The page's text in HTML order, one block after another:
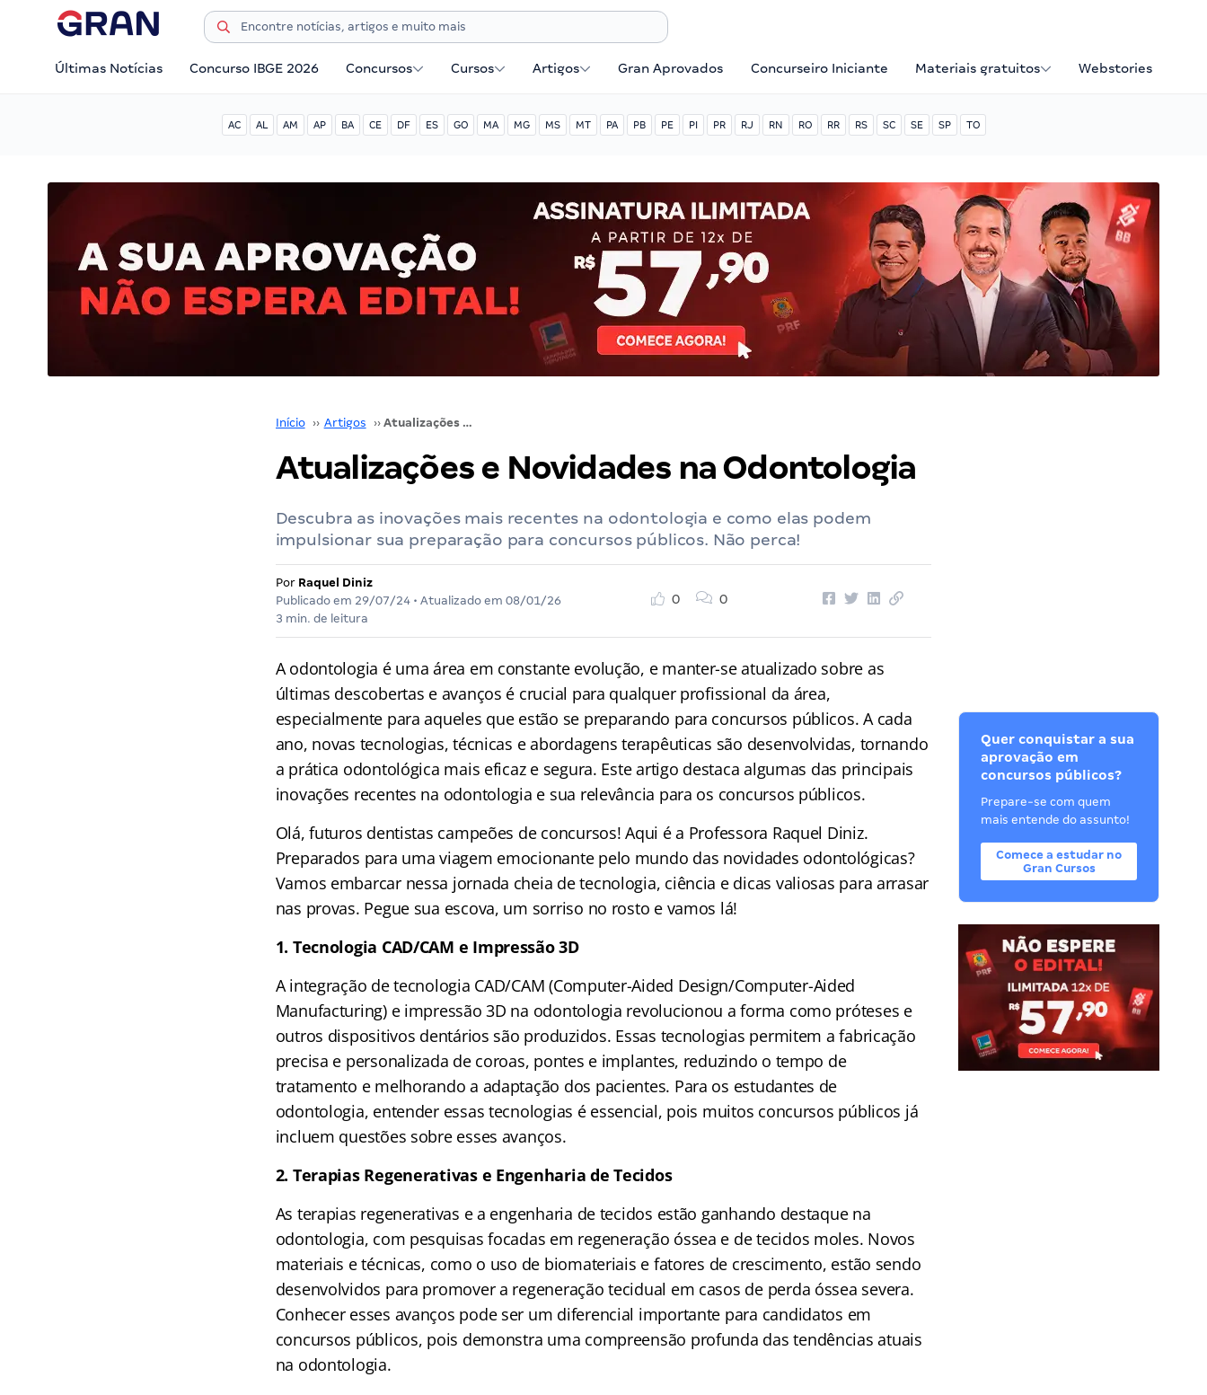
Últimas Notícias Concurso IBGE 2026 Concursos Cursos Artigos Gran Aprovados Concurseiro Iniciante Materiais gratuitos Webstories
AC AL AM AP BA CE DF ES GO MA MG MS MT PA PB PE PI PR RJ RN RO RR RS SC SE SP TO
Início ›› Artigos ›› Atualizações e Novidades na Odontologia
Atualizações e Novidades na Odontologia
Descubra as inovações mais recentes na odontologia e como elas podem
impulsionar sua preparação para concursos públicos. Não perca!
Por Raquel Diniz
Publicado em 29/07/24• Atualizado em 08/01/26
3 min. de leitura
0 0
A odontologia é uma área em constante evolução, e manter-se atualizado sobre as
últimas descobertas e avanços é crucial para qualquer profissional da área,
especialmente para aqueles que estão se preparando para concursos públicos. A cada
ano, novas tecnologias, técnicas e abordagens terapêuticas são desenvolvidas, tornando
a prática odontológica mais eficaz e segura. Este artigo destaca algumas das principais
inovações recentes na odontologia e sua relevância para os concursos públicos.
Olá, futuros dentistas campeões de concursos! Aqui é a Professora Raquel Diniz.
Preparados para uma viagem emocionante pelo mundo das novidades odontológicas?
Vamos embarcar nessa jornada cheia de tecnologia, ciência e dicas valiosas para arrasar
nas provas. Pegue sua escova, um sorriso no rosto e vamos lá!
1. Tecnologia CAD/CAM e Impressão 3D
A integração de tecnologia CAD/CAM (Computer-Aided Design/Computer-Aided
Manufacturing) e impressão 3D na odontologia revolucionou a forma como próteses e
outros dispositivos dentários são produzidos. Essas tecnologias permitem a fabricação
precisa e personalizada de coroas, pontes e implantes, reduzindo o tempo de
tratamento e melhorando a adaptação dos pacientes. Para os estudantes de
odontologia, entender essas tecnologias é essencial, pois muitos concursos públicos já
incluem questões sobre esses avanços.
2. Terapias Regenerativas e Engenharia de Tecidos
As terapias regenerativas e a engenharia de tecidos estão ganhando destaque na
odontologia, com pesquisas focadas em regeneração óssea e de tecidos moles. Novos
materiais e técnicas, como o uso de biomateriais e fatores de crescimento, estão sendo
desenvolvidos para promover a regeneração tecidual em casos de perda óssea severa.
Conhecer esses avanços pode ser um diferencial importante para candidatos em
concursos públicos, pois demonstra uma compreensão profunda das tendências atuais
na odontologia.
Quer conquistar a sua
aprovação em
concursos públicos?
Prepare-se com quem
mais entende do assunto!
Comece a estudar no
Gran Cursos